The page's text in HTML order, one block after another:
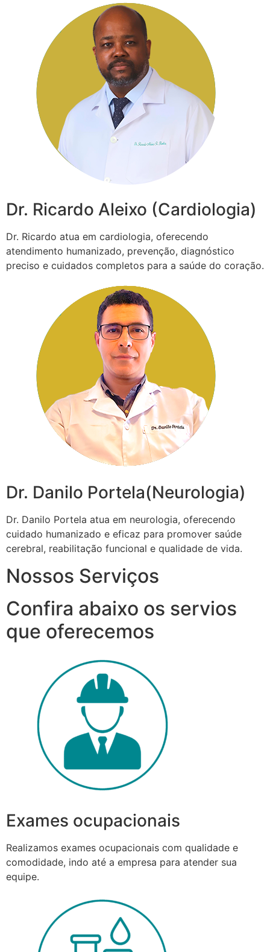
Dr. Ricardo Aleixo (Cardiologia)
Dr. Ricardo atua em cardiologia, oferecendo
atendimento humanizado, prevenção, diagnóstico
preciso e cuidados completos para a saúde do coração.
Dr. Danilo Portela(Neurologia)
Dr. Danilo Portela atua em neurologia, oferecendo
cuidado humanizado e eficaz para promover saúde
cerebral, reabilitação funcional e qualidade de vida.
Nossos Serviços
Confira abaixo os servios
que oferecemos
Exames ocupacionais
Realizamos exames ocupacionais com qualidade e
comodidade, indo até a empresa para atender sua
equipe.